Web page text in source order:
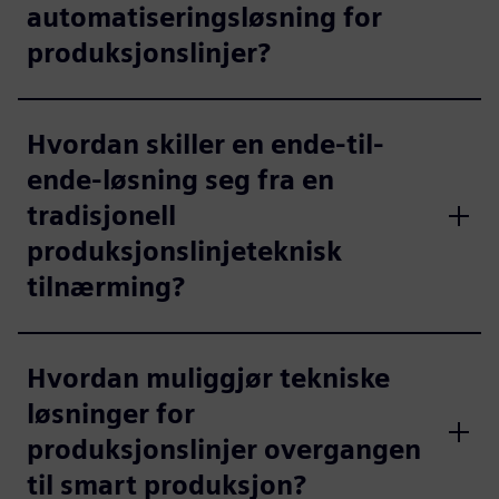
automatiseringsløsning for
produksjonslinjer?
Hvordan skiller en ende-til-
ende-løsning seg fra en
tradisjonell
produksjonslinjeteknisk
tilnærming?
Hvordan muliggjør tekniske
løsninger for
produksjonslinjer overgangen
til smart produksjon?